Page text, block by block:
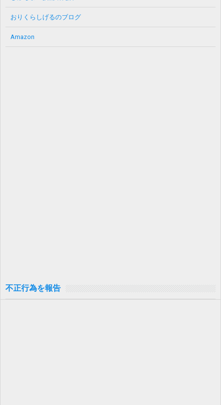
おりくらしげるのブログ
Amazon
不正行為を報告